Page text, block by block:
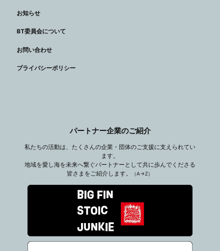
お知らせ
BT委員会について
お問い合わせ
プライバシーポリシー
パートナー企業のご紹介
私たちの活動は、たくさんの企業・団体のご支援に支えられてい
ます。
地域を愛し海を未来へ繋ぐパートナーとして共に歩んでくださる
皆さまをご紹介します。
（A→Z）